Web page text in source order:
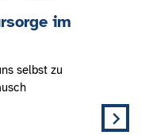
im
selbst zu